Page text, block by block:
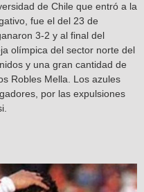
de Chile que entró a la
fue el del 23 de
3-2 y al final del
olímpica del sector norte del
y una gran cantidad de
Robles Mella. Los azules
por las expulsiones